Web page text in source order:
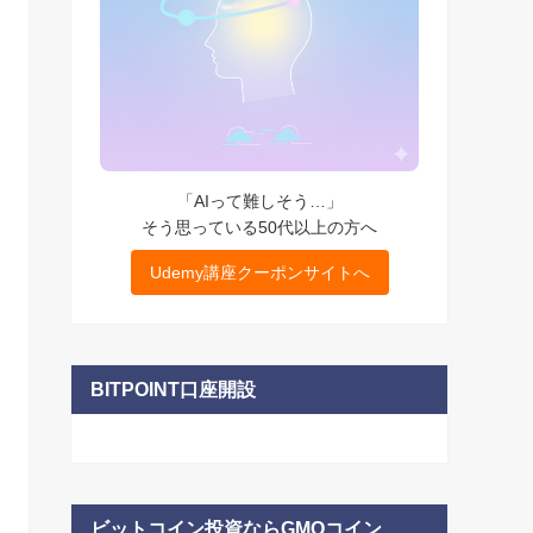
「AIって難しそう…」
そう思っている50代以上の方へ
Udemy講座クーポンサイトへ
BITPOINT口座開設
ビットコイン投資ならGMOコイン